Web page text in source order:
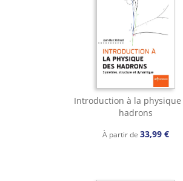
Introduction à la physique
hadrons
À partir de 33,99 €